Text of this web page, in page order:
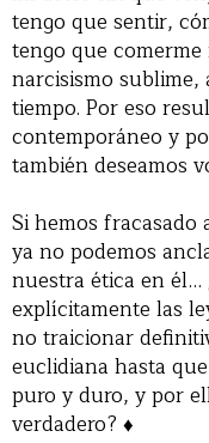
tengo que sentir,
tengo que
narcisismo
tiempo. Por eso
contemporáneo y
también deseamos
Si hemos
ya no podemos
nuestra ética en
explícitamente las
no traicionar
euclidiana hasta
puro y duro, y por
verdadero? ♦